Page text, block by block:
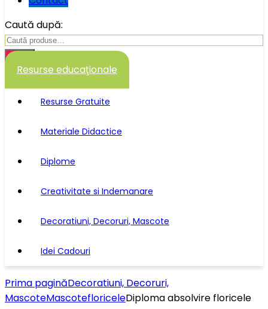
Caută după:
Caută
Resurse educaţionale
Resurse Gratuite
Materiale Didactice
Diplome
Creativitate si Indemanare
Decoratiuni, Decoruri, Mascote
Idei Cadouri
Prima paginăDecoratiuni, Decoruri,
MascoteMascotefloriceleDiploma absolvire floricele